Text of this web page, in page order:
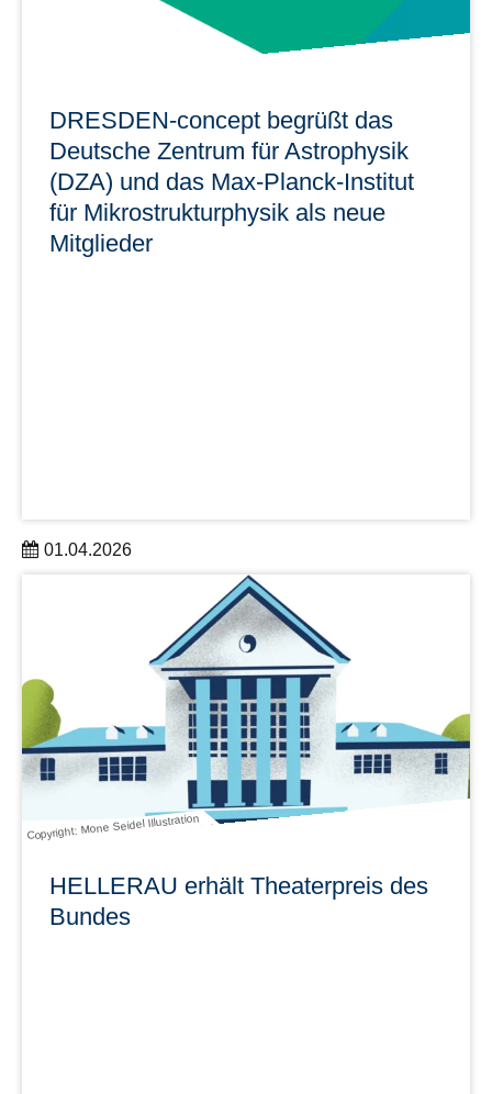
DRESDEN-concept begrüßt das
Deutsche Zentrum für Astrophysik
(DZA) und das Max-Planck-Institut
für Mikrostrukturphysik als neue
Mitglieder
01.04.2026
Zum 1. April 2026 gewinnt DRESDEN-concept mit dem
Deutschen Zentrum für Astrophysik (DZA) und dem Max-
Planck-Institut für Mikrostrukturphysik zwei
herausragende wissenschaftliche Einrichtungen.
mehr erfahren
Copyright: Mone Seidel Illustration
HELLERAU erhält Theaterpreis des
Bundes